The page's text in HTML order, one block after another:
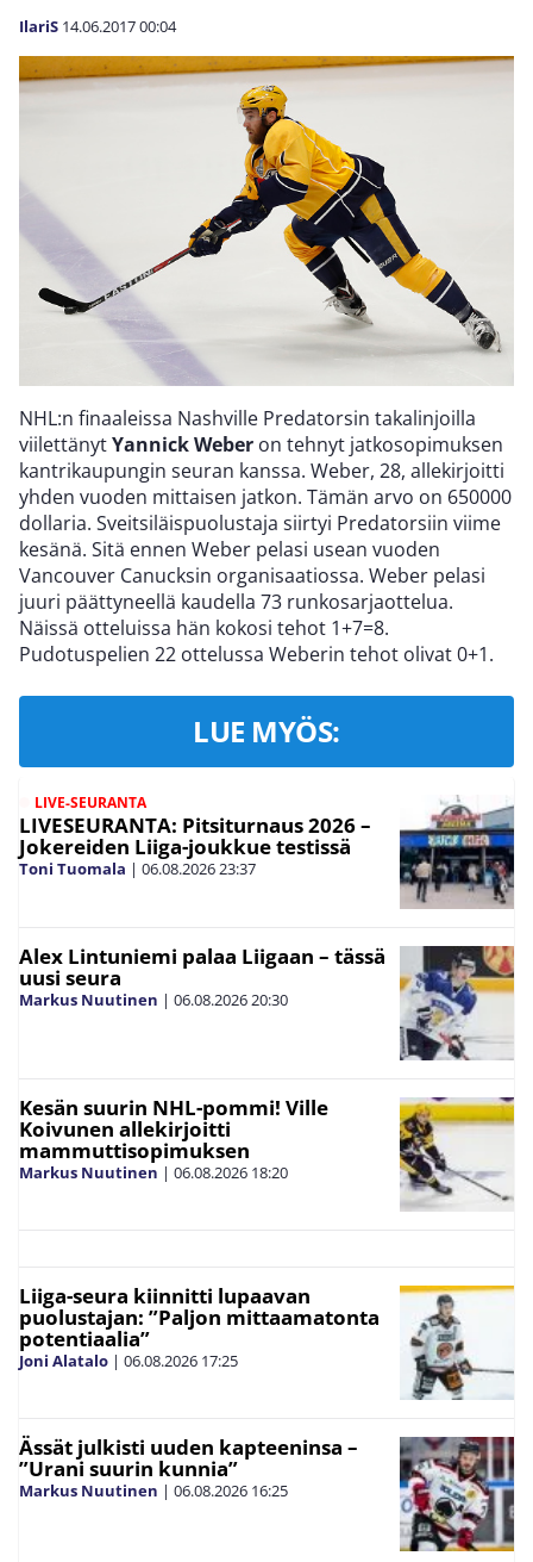
IlariS 14.06.201700:04
NHL:n finaaleissa Nashville Predatorsin takalinjoilla
viilettänytYannick Weber on tehnyt jatkosopimuksen
kantrikaupungin seuran kanssa. Weber, 28, allekirjoitti
yhden vuoden mittaisen jatkon. Tämän arvo on 650000
dollaria. Sveitsiläispuolustaja siirtyi Predatorsiin viime
kesänä. Sitä ennen Weber pelasi usean vuoden
Vancouver Canucksin organisaatiossa. Weber pelasi
juuri päättyneellä kaudella 73 runkosarjaottelua.
Näissä otteluissa hän kokosi tehot 1+7=8.
Pudotuspelien 22 ottelussa Weberin tehot olivat 0+1.
LUE MYÖS:
LIVE-SEURANTA
LIVESEURANTA: Pitsiturnaus 2026 –
Jokereiden Liiga-joukkue testissä
Toni Tuomala | 06.08.202623:37
Alex Lintuniemi palaa Liigaan – tässä
uusi seura
Markus Nuutinen | 06.08.202620:30
Kesän suurin NHL-pommi! Ville
Koivunen allekirjoitti
mammuttisopimuksen
Markus Nuutinen | 06.08.2026 18:20
Liiga-seura kiinnitti lupaavan
puolustajan: ”Paljon mittaamatonta
potentiaalia”
Joni Alatalo | 06.08.2026 17:25
Ässät julkisti uuden kapteeninsa –
”Urani suurin kunnia”
Markus Nuutinen | 06.08.2026 16:25